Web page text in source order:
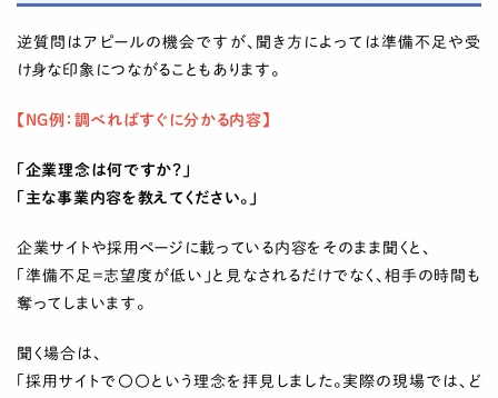
逆質問はアピールの機会ですが、聞き方によっては準備不足や受
け身な印象につながることもあります。
【NG例：調べればすぐに分かる内容】
「企業理念は何ですか？」
「主な事業内容を教えてください。」
企業サイトや採用ページに載っている内容をそのまま聞くと、
「準備不足＝志望度が低い」と見なされるだけでなく、相手の時間も
奪ってしまいます。
聞く場合は、
「採用サイトで〇〇という理念を拝見しました。実際の現場では、ど